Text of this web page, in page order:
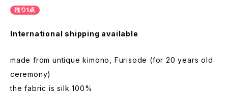
残り1点
International shipping available
made from untique kimono, Furisode (for 20 years old
ceremony)
the fabric is silk 100%